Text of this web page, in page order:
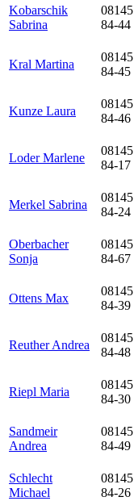
Kobarschik
Sabrina
08145
84-44
Kral Martina
08145
84-45
Kunze Laura
08145
84-46
Loder Marlene
08145
84-17
Merkel Sabrina
08145
84-24
Oberbacher
Sonja
08145
84-67
Ottens Max
08145
84-39
Reuther Andrea
08145
84-48
Riepl Maria
08145
84-30
Sandmeir
Andrea
08145
84-49
Schlecht
Michael
08145
84-26